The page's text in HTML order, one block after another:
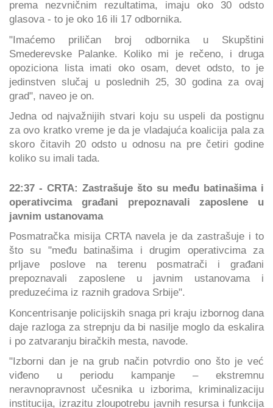
prema nezvničnim rezultatima, imaju oko 30 odsto
glasova - to je oko 16 ili 17 odbornika.
"Imaćemo priličan broj odbornika u Skupštini
Smederevske Palanke. Koliko mi je rečeno, i druga
opoziciona lista imati oko osam, devet odsto, to je
jedinstven slučaj u poslednih 25, 30 godina za ovaj
grad", naveo je on.
Jedna od najvažnijih stvari koju su uspeli da postignu
za ovo kratko vreme je da je vladajuća koalicija pala za
skoro čitavih 20 odsto u odnosu na pre četiri godine
koliko su imali tada.
22:37 - CRTA: Zastrašuje što su među batinašima i
operativcima građani prepoznavali zaposlene u
javnim ustanovama
Posmatračka misija CRTA navela je da zastrašuje i to
što su "među batinašima i drugim operativcima za
prljave poslove na terenu posmatrači i građani
prepoznavali zaposlene u javnim ustanovama i
preduzećima iz raznih gradova Srbije".
Koncentrisanje policijskih snaga pri kraju izbornog dana
daje razloga za strepnju da bi nasilje moglo da eskalira
i po zatvaranju biračkih mesta, navode.
"Izborni dan je na grub način potvrdio ono što je već
viđeno u periodu kampanje – ekstremnu
neravnopravnost učesnika u izborima, kriminalizaciju
institucija, izrazitu zloupotrebu javnih resursa i funkcija